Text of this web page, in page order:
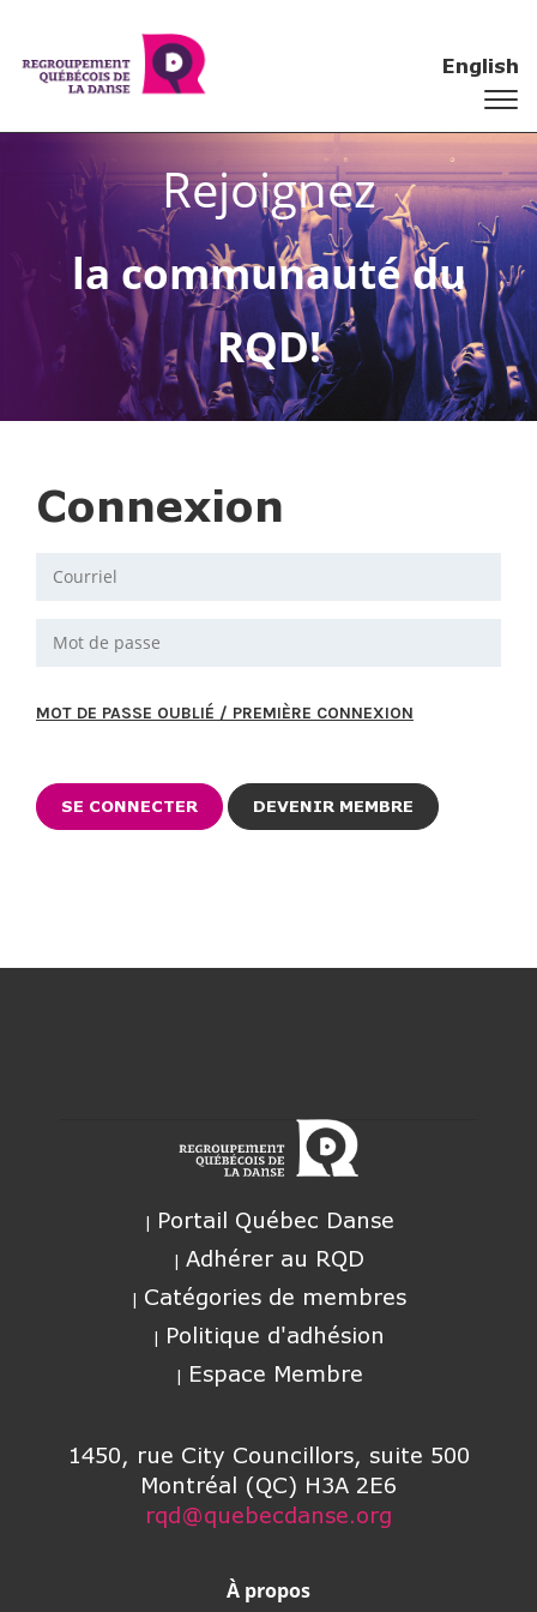
English
Rejoignez
la communauté du
RQD!
Connexion
MOT DE PASSE OUBLIÉ / PREMIÈRE CONNEXION
DEVENIR MEMBRE
Portail Québec Danse
Adhérer au RQD
Catégories de membres
Politique d'adhésion
Espace Membre
1450, rue City Councillors, suite 500
Montréal (QC) H3A 2E6
rqd@quebecdanse.org
À propos